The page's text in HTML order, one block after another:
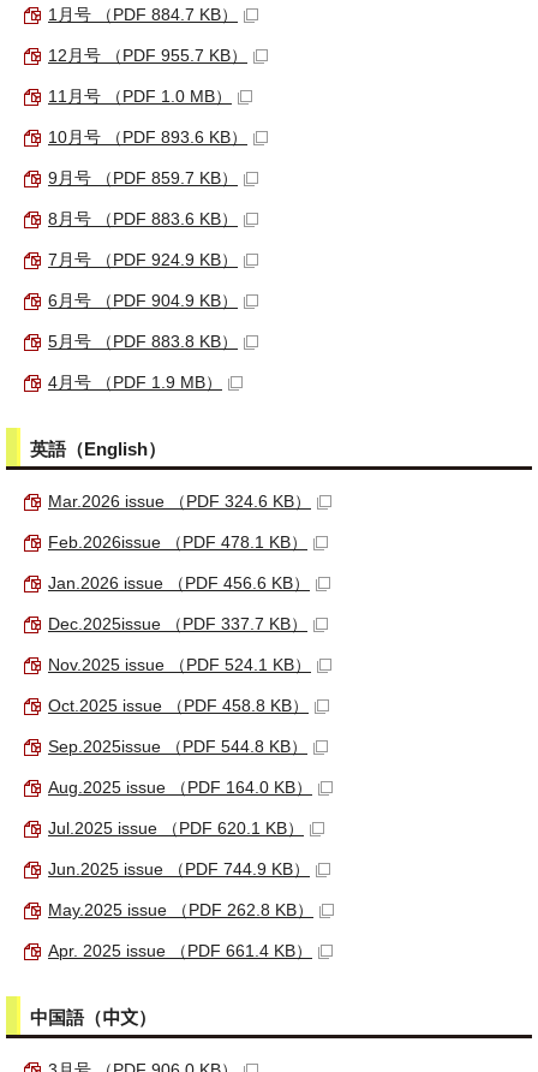
1月号 （PDF 884.7 KB）
12月号 （PDF 955.7 KB）
11月号 （PDF 1.0 MB）
10月号 （PDF 893.6 KB）
9月号 （PDF 859.7 KB）
8月号 （PDF 883.6 KB）
7月号 （PDF 924.9 KB）
6月号 （PDF 904.9 KB）
5月号 （PDF 883.8 KB）
4月号 （PDF 1.9 MB）
英語（English）
Mar.2026 issue （PDF 324.6 KB）
Feb.2026issue （PDF 478.1 KB）
Jan.2026 issue （PDF 456.6 KB）
Dec.2025issue （PDF 337.7 KB）
Nov.2025 issue （PDF 524.1 KB）
Oct.2025 issue （PDF 458.8 KB）
Sep.2025issue （PDF 544.8 KB）
Aug.2025 issue （PDF 164.0 KB）
Jul.2025 issue （PDF 620.1 KB）
Jun.2025 issue （PDF 744.9 KB）
May.2025 issue （PDF 262.8 KB）
Apr. 2025 issue （PDF 661.4 KB）
中国語（中文）